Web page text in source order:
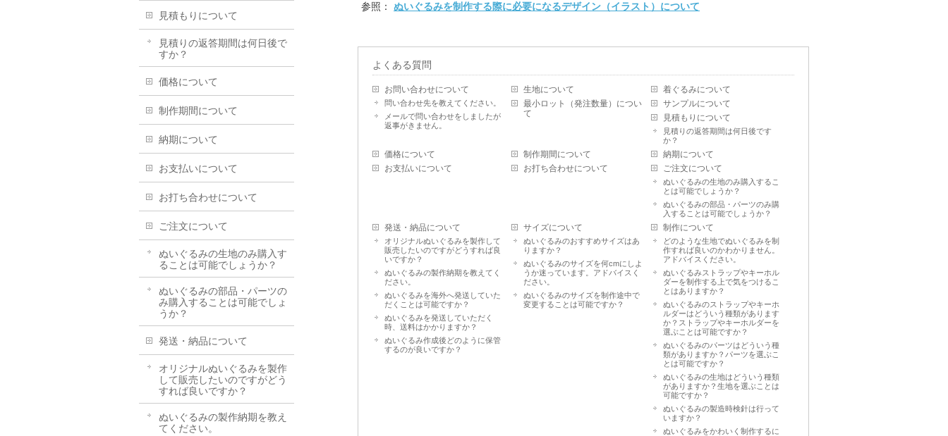
参照： ぬいぐるみを制作する際に必要になるデザイン（イラスト）について
よくある質問
お問い合わせについて
問い合わせ先を教えてください。
メールで問い合わせをしましたが
返事がきません。
生地について
着ぐるみについて
最小ロット（発注数量）につい
て
サンプルについて
見積もりについて
見積りの返答期間は何日後です
か？
価格について 制作期間について
納期について
お支払いについて
お打ち合わせについて ご注文について
ぬいぐるみの生地のみ購入するこ
とは可能でしょうか？
ぬいぐるみの部品・パーツのみ購
入することは可能でしょうか？
発送・納品について
オリジナルぬいぐるみを製作して
販売したいのですがどうすれば良
いですか？
ぬいぐるみの製作納期を教えてく
ださい。
ぬいぐるみを海外へ発送していた
だくことは可能ですか？
ぬいぐるみを発送していただく
時、送料はかかりますか？
ぬいぐるみ作成後どのように保管
するのが良いですか？
サイズについて
ぬいぐるみのおすすめサイズはあ
りますか？
ぬいぐるみのサイズを何cmにしよ
うか迷っています。アドバイスく
ださい。
ぬいぐるみのサイズを制作途中で
変更することは可能ですか？
制作について
どのような生地でぬいぐるみを制
作すれば良いのかわかりません。
アドバイスください。
ぬいぐるみストラップやキーホル
ダーを制作する上で気をつけるこ
とはありますか？
ぬいぐるみのストラップやキーホ
ルダーはどういう種類があります
か？ストラップやキーホルダーを
選ぶことは可能ですか？
ぬいぐるみのパーツはどういう種
類がありますか？パーツを選ぶこ
とは可能ですか？
ぬいぐるみの生地はどういう種類
がありますか？生地を選ぶことは
可能ですか？
ぬいぐるみの製造時検針は行って
いますか？
ぬいぐるみをかわいく制作するに
見積もりについて
見積りの返答期間は何日後で
すか？
価格について
制作期間について
納期について
お支払いについて
お打ち合わせについて
ご注文について
ぬいぐるみの生地のみ購入す
ることは可能でしょうか？
ぬいぐるみの部品・パーツの
み購入することは可能でしょ
うか？
発送・納品について
オリジナルぬいぐるみを製作
して販売したいのですがどう
すれば良いですか？
ぬいぐるみの製作納期を教え
てください。